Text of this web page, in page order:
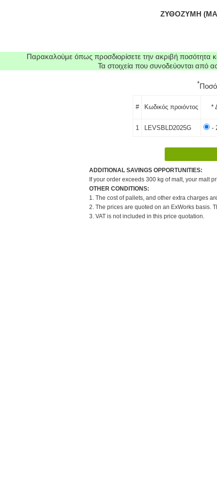
ΖΥΘΟΖΥΜΗ
Παρακαλούμε όπως προσδιορίσετε την ακριβή ποσότητα
Τα στοιχεία που συνοδεύονται από
*
# Κωδικός προιόντος *
1 LEVSBLD2025G -
ADDITIONAL SAVINGS OPPORTUNITIES:
If your order exceeds 300 kg of malt, your malt
OTHER CONDITIONS:
1. The cost of pallets, and other extra charges
2. The prices are quoted on an ExWorks basis.
3. VAT is not included in this price quotation.